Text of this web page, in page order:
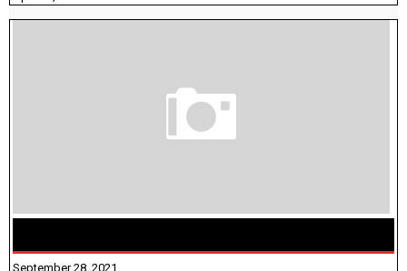
September 28, 2021